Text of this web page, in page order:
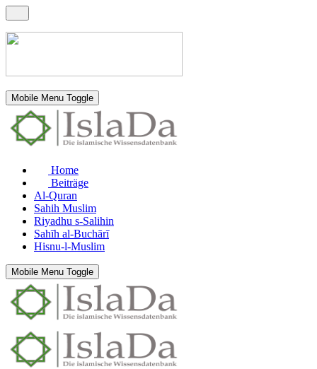
Mobile Menu Toggle
Home
Beiträge
Al-Quran
Sahih Muslim
Riyadhu s-Salihin
Sahīh al-Buchārī
Hisnu-l-Muslim
Mobile Menu Toggle